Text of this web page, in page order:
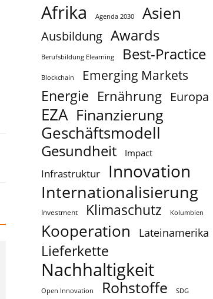
Afrika Agenda 2030 Asien
Ausbildung Awards
Berufsbildung Elearning Best-Practice
Blockchain Emerging Markets
Energie Ernährung Europa
EZA Finanzierung
Geschäftsmodell
Gesundheit Impact
Infrastruktur Innovation
Internationalisierung
Investment Klimaschutz Kolumbien
Kooperation Lateinamerika
Lieferkette
Nachhaltigkeit
Open Innovation Rohstoffe SDG